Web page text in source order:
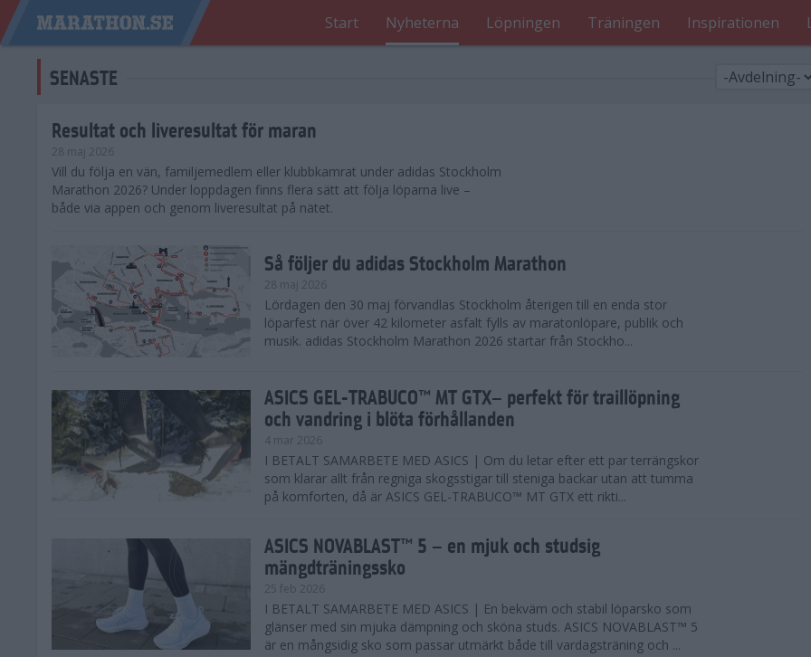
Start Nyheterna Löpningen Träningen Inspirationen
SENASTE
Resultat och liveresultat för maran
28 maj 2026
​Vill du följa en vän, familjemedlem eller klubbkamrat under adidas Stockholm
Marathon 2026? Under loppdagen finns flera sätt att följa löparna live –
både via appen och genom liveresultat på nätet.
Så följer du adidas Stockholm Marathon
28 maj 2026
Lördagen den 30 maj förvandlas Stockholm återigen till en enda stor
löparfest när över 42 kilometer asfalt fylls av maratonlöpare, publik och
musik. adidas Stockholm Marathon 2026 startar från Stockho...
ASICS GEL-TRABUCO™ MT GTX– perfekt för traillöpning
och vandring i blöta förhållanden
4 mar 2026
I BETALT SAMARBETE MED ASICS | Om du letar efter ett par terrängskor
som klarar allt från regniga skogsstigar till steniga backar utan att tumma
på komforten, då är ASICS GEL-TRABUCO™ MT GTX ett rikti...
ASICS NOVABLAST™ 5 – en mjuk och studsig
mängdträningssko
25 feb 2026
I BETALT SAMARBETE MED ASICS | En bekväm och stabil löparsko som
glänser med sin mjuka dämpning och sköna studs. ASICS NOVABLAST™ 5
är en mångsidig sko som passar utmärkt både till vardagsträning och ...